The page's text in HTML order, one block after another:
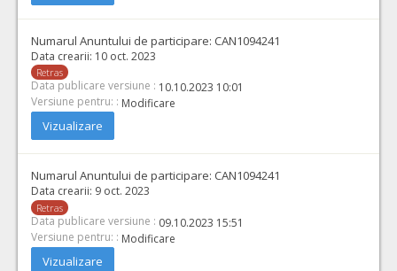
Numarul Anuntului de participare: CAN1094241
Data crearii: 10 oct. 2023
Retras
Data publicare versiune : 10.10.2023 10:01
Versiune pentru: : Modificare
Vizualizare
Numarul Anuntului de participare: CAN1094241
Data crearii: 9 oct. 2023
Retras
Data publicare versiune : 09.10.2023 15:51
Versiune pentru: : Modificare
Vizualizare